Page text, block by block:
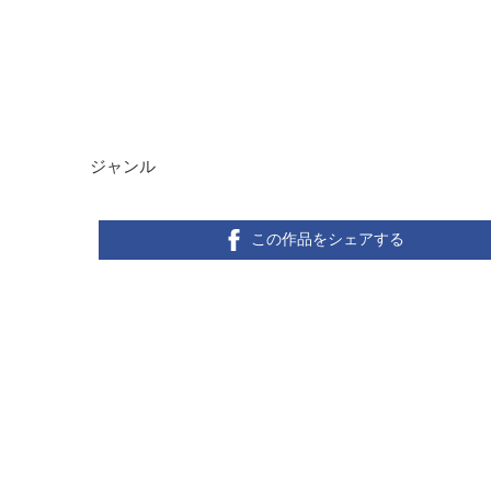
ジャンル
この作品をシェアする